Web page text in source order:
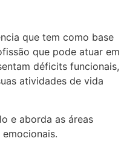
que tem como base
que pode atuar em
déficits funcionais,
atividades de vida
e aborda as áreas